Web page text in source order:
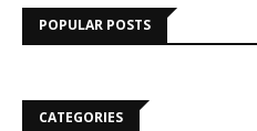
POPULAR POSTS
CATEGORIES